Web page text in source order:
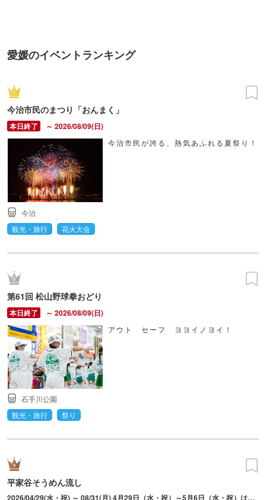
愛媛のイベントランキング
今治市民のまつり「おんまく」
～ 2026/08/09(日)
今治市民が誇る、熱気あふれる夏祭り！
今治
観光・旅行
花火大会
第61回 松山野球拳おどり
～ 2026/08/09(日)
アウト セーフ ヨヨイノヨイ！
石手川公園
観光・旅行
祭り
平家谷そうめん流し
2026/04/29(水・祝) ～ 08/31(月) 4月29日（水・祝）～5月6日（水・祝）は毎日営業。5月7日（木）～6月30日（火）は土日のみ営業。7月1日（水）～8月31日（月）は毎日営業。 ※ニシマス釣りは16:00で受付終了